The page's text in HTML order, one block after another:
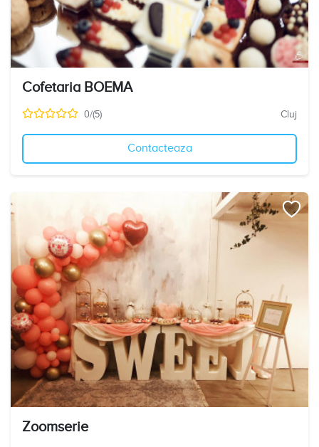
Cofetaria BOEMA
0/(5) Cluj
Contacteaza
Zoomserie